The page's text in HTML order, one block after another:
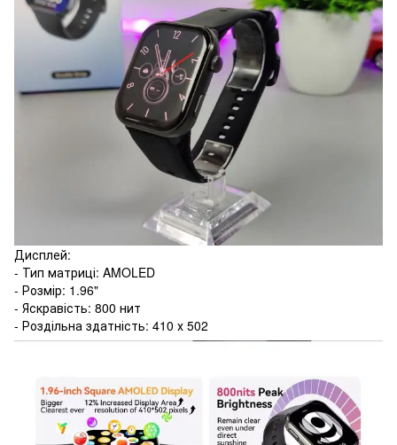
Дисплей:
- Тип матриці: AMOLED
- Розмір: 1.96"
- Яскравість: 800 нит
- Роздільна здатність: 410 х 502